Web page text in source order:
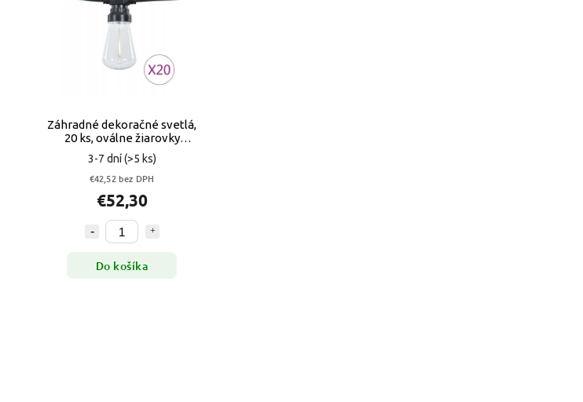
Záhradné dekoračné svetlá,
20 ks, oválne žiarovky
(9833350626)
3-7 dní(>5 ks)
€42,52 bez DPH
€52,30
Do košíka